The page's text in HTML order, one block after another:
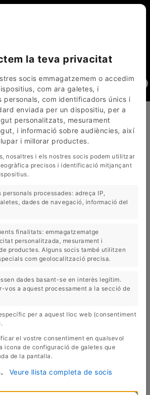
CAT _ ESP
TAULES DE ROURE
DE ROURE
MENJADOR DE
ROURE
Articles)
74) TAULA ROURE (T-77)
la teva privacitat
socis emmagatzemem o accedim
com ara galetes, i
personals, com identificadors únics i
enviada per un dispositiu, per a
personalitzats, mesurament
i informació sobre audiències, així
i millorar productes.
nosaltres i els nostres socis podem utilitzar
precisos i identificació mitjançant
personals processades: adreça IP,
dades de navegació, informació del
finalitats: emmagatzematge
personalitzada, mesurament i
productes. Alguns socis també utilitzen
com geolocalització precisa.
dades basant-se en interès legítim.
vos a aquest processament a la secció de
per a aquest lloc web (consentiment
el vostre consentiment en qualsevol
icona de configuració de galetes que
de la pantalla.
Veure llista completa de socis